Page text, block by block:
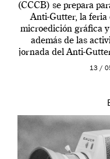
(CCCB) se prepara
Anti-Gutter, la feria
microedición gráfica
además de las
jornada del Anti-
13 /